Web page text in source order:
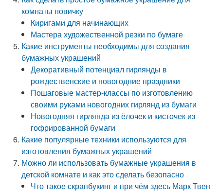
комнаты новичку
Киригами для начинающих
Мастера художественной резки по бумаге
Какие инструменты необходимы для создания
бумажных украшений
Декоративный потенциал гирлянды в
рождественские и новогодние праздники
Пошаговые мастер-классы по изготовлению
своими руками новогодних гирлянд из бумаги
Новогодняя гирлянда из ёлочек и кисточек из
гофрированной бумаги
Какие популярные техники используются для
изготовления бумажных украшений
Можно ли использовать бумажные украшения в
детской комнате и как это сделать безопасно
Что такое скрапбукинг и при чём здесь Марк Твен